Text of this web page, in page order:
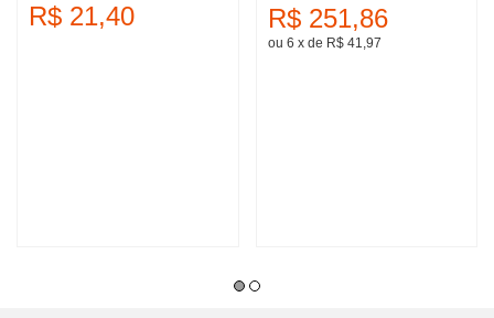
R$ 21,40 R$ 251,86
ou 6 xde R$ 41,97